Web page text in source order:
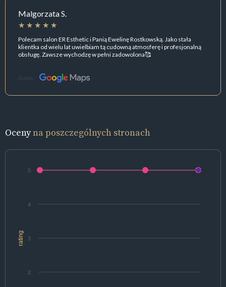
Malgorzata S.
Polecam salon ER Esthetic i Panią Ewelinę Rostkowską. Jako stała
klientka od wielu lat uwielbiam tą cudowną atmosferę i profesjonalną
obsługę. Zawsze wychodzę w pełni zadowolona🥰
Źródło:
Ocenyna poszczególnych stronach
rating
2
3
4
5